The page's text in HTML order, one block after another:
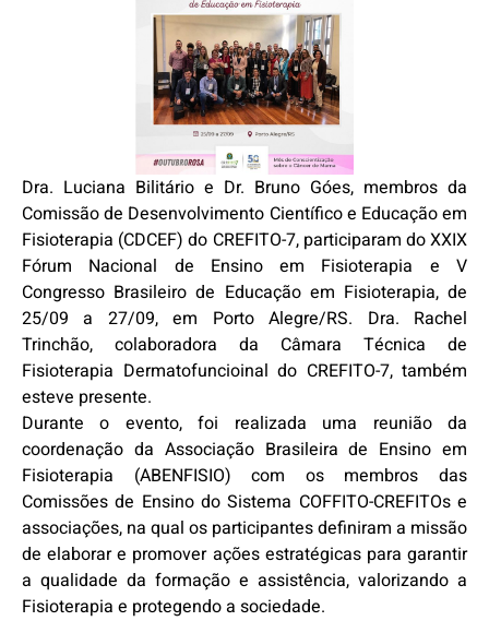
Dra. Luciana Bilitário e Dr. Bruno Góes, membros da
Comissão de Desenvolvimento Científico e Educação em
Fisioterapia (CDCEF) do CREFITO-7, participaram do XXIX
Fórum Nacional de Ensino em Fisioterapia e V
Congresso Brasileiro de Educação em Fisioterapia, de
25/09 a 27/09, em Porto Alegre/RS. Dra. Rachel
Trinchão, colaboradora da Câmara Técnica de
Fisioterapia Dermatofuncioinal do CREFITO-7, também
esteve presente.
Durante o evento, foi realizada uma reunião da
coordenação da Associação Brasileira de Ensino em
Fisioterapia (ABENFISIO) com os membros das
Comissões de Ensino do Sistema COFFITO-CREFITOs e
associações, na qual os participantes definiram a missão
de elaborar e promover ações estratégicas para garantir
a qualidade da formação e assistência, valorizando a
Fisioterapia e protegendo a sociedade.